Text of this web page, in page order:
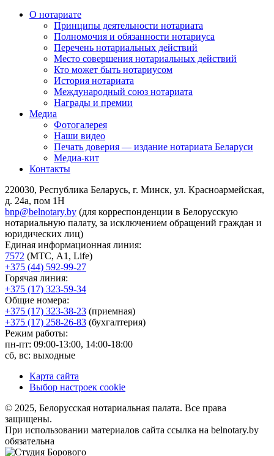
О нотариате
Принципы деятельности нотариата
Полномочия и обязанности нотариуса
Перечень нотариальных действий
Место совершения нотариальных действий
Кто может быть нотариусом
История нотариата
Международный союз нотариата
Награды и премии
Медиа
Фотогалерея
Наши видео
Печать доверия — издание нотариата Беларуси
Медиа-кит
Контакты
220030, Республика Беларусь, г. Минск, ул. Красноармейская,
д. 24а, пом 1Н
bnp@belnotary.by (для корреспонденции в Белорусскую
нотариальную палату, за исключением обращений граждан и
юридических лиц)
Единая информационная линия:
7572 (МТС, A1, Life)
+375 (44) 592-99-27
Горячая линия:
+375 (17) 323-59-34
Общие номера:
+375 (17) 323-38-23 (приемная)
+375 (17) 258-26-83 (бухгалтерия)
Режим работы:
пн-пт: 09:00-13:00, 14:00-18:00
сб, вс: выходные
Карта сайта
Выбор настроек cookie
© 2025, Белорусская нотариальная палата. Все права
защищены.
При использовании материалов сайта ссылка на belnotary.by
обязательна